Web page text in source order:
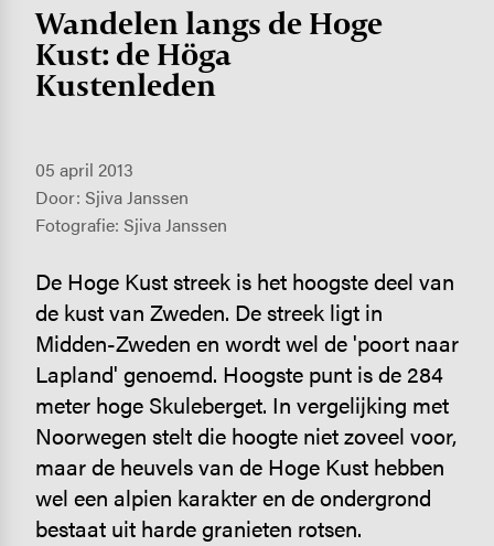
Wandelen langs de Hoge
Kust: de Höga
Kustenleden
05 april 2013
Door: Sjiva Janssen
Fotografie: Sjiva Janssen
De Hoge Kust streek is het hoogste deel van
de kust van Zweden. De streek ligt in
Midden-Zweden en wordt wel de 'poort naar
Lapland' genoemd. Hoogste punt is de 284
meter hoge Skuleberget. In vergelijking met
Noorwegen stelt die hoogte niet zoveel voor,
maar de heuvels van de Hoge Kust hebben
wel een alpien karakter en de ondergrond
bestaat uit harde granieten rotsen.